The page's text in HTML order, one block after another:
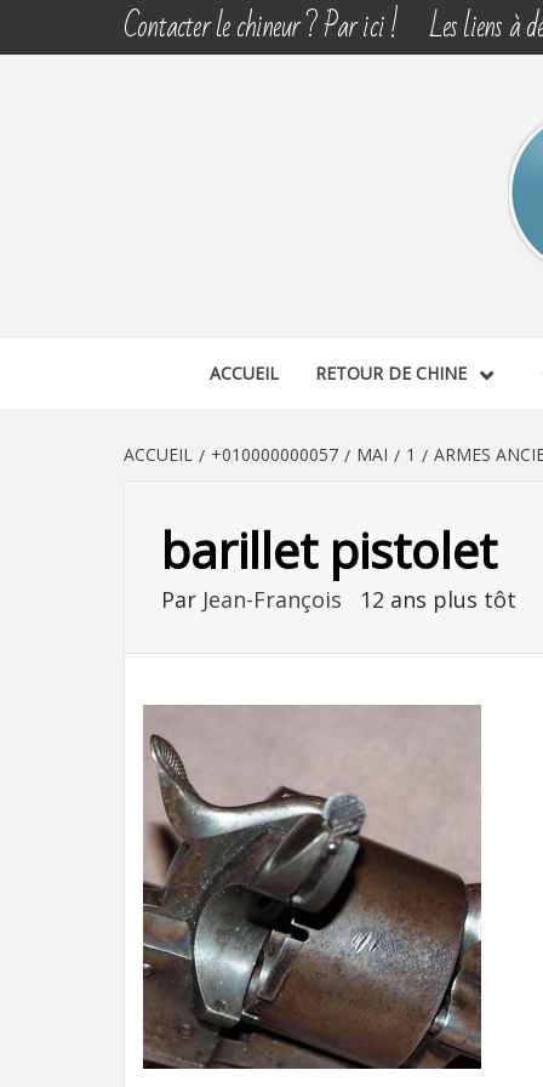
Contacter le chineur ? Par ici ! Les liens à
ACCUEIL RETOUR DE CHINE
ACCUEIL +010000000057 MAI 1 ARMES
barillet pistolet
Par Jean-François 12 ans plus tôt